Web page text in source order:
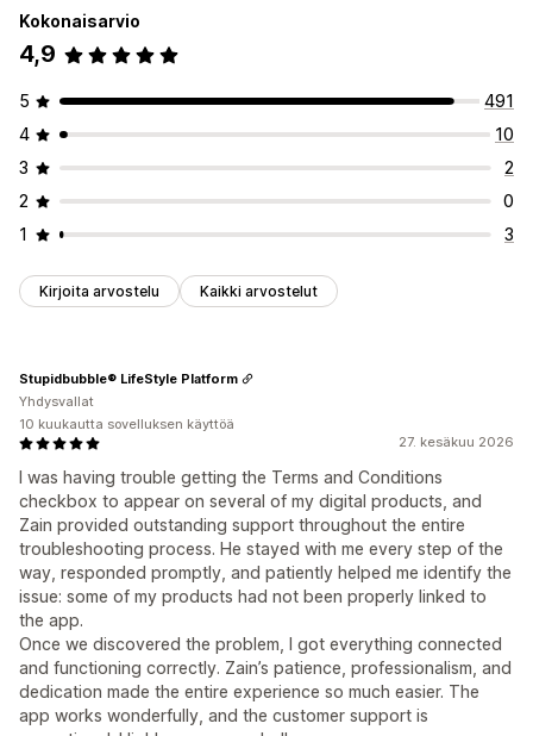
Kokonaisarvio
4,9
5
491
4
10
3
2
2
0
1
3
Kirjoita arvostelu Kaikki arvostelut
27. kesäkuu 2026
I was having trouble getting the Terms and Conditions
checkbox to appear on several of my digital products, and
Zain provided outstanding support throughout the entire
troubleshooting process. He stayed with me every step of the
way, responded promptly, and patiently helped me identify the
issue: some of my products had not been properly linked to
the app.
Once we discovered the problem, I got everything connected
and functioning correctly. Zain’s patience, professionalism, and
dedication made the entire experience so much easier. The
app works wonderfully, and the customer support is
Stupidbubble® LifeStyle Platform
Yhdysvallat
10 kuukautta sovelluksen käyttöä